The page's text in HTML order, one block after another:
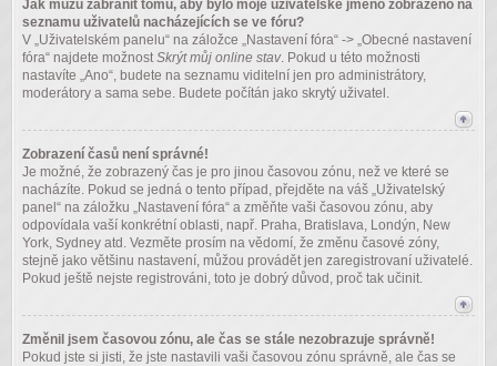
Jak můžu zabránit tomu, aby bylo moje uživatelské jméno zobrazeno na
seznamu uživatelů nacházejících se ve fóru?
V „Uživatelském panelu“ na záložce „Nastavení fóra“ -> „Obecné nastavení
fóra“ najdete možnostSkrýt můj online stav. Pokud u této možnosti
nastavíte „Ano“, budete na seznamu viditelní jen pro administrátory,
moderátory a sama sebe. Budete počítán jako skrytý uživatel.
Zobrazení časů není správné!
Je možné, že zobrazený čas je pro jinou časovou zónu, než ve které se
nacházíte. Pokud se jedná o tento případ, přejděte na váš „Uživatelský
panel“ na záložku „Nastavení fóra“ a změňte vaši časovou zónu, aby
odpovídala vaší konkrétní oblasti, např. Praha, Bratislava, Londýn, New
York, Sydney atd. Vezměte prosím na vědomí, že změnu časové zóny,
stejně jako většinu nastavení, můžou provádět jen zaregistrovaní uživatelé.
Pokud ještě nejste registrováni, toto je dobrý důvod, proč tak učinit.
Změnil jsem časovou zónu, ale čas se stále nezobrazuje správně!
Pokud jste si jisti, že jste nastavili vaši časovou zónu správně, ale čas se